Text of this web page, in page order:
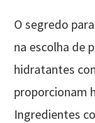
O segredo
na escolha de
hidratantes
proporcionam
Ingredientes